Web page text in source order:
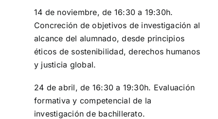
14 de noviembre, de 16:30 a 19:30h.
Concreción de objetivos de investigación al
alcance del alumnado, desde principios
éticos de sostenibilidad, derechos humanos
y justicia global.
24 de abril, de 16:30 a 19:30h. Evaluación
formativa y competencial de la
investigación de bachillerato.